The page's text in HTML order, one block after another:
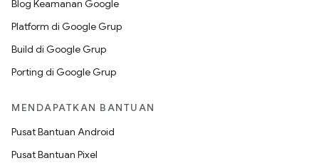
Blog Keamanan Google
Platform di Google Grup
Build di Google Grup
Porting di Google Grup
MENDAPATKAN BANTUAN
Pusat Bantuan Android
Pusat Bantuan Pixel